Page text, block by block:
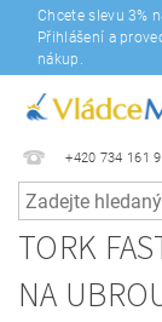
Chcete slevu 3%
Přihlášení a
nákup.
+420 734 161
TORK
NA